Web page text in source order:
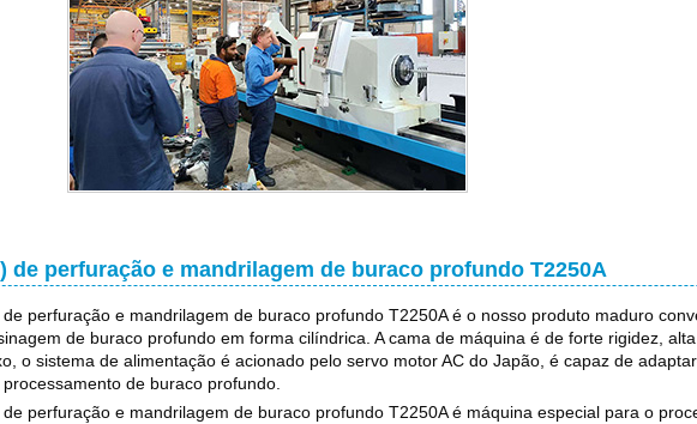
de perfuração e mandrilagem de buraco profundo T2250A
perfuração e mandrilagem de buraco profundo T2250A é o nosso produto maduro
de buraco profundo em forma cilíndrica. A cama de máquina é de forte rigidez,
o sistema de alimentação é acionado pelo servo motor AC do Japão, é capaz de
de buraco profundo.
perfuração e mandrilagem de buraco profundo T2250A é máquina especial para o